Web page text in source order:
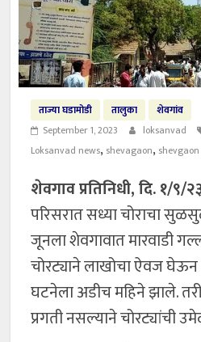
ताज्या घडामोडी तालुका
शेवगांव
September 1, 2023
loksanvad
Loksanvad news, shevagaon,
शेवगाव प्रतिनिधी, दि. १/९/
परिसरात सध्या चोराचा
जूनला शेवगावात मारवाडी
चोरट्याने लाखोचा ऐवज घेऊन
घटनेला अडीच महिने झाले.
प्रगती नसल्याने चोरट्यांची